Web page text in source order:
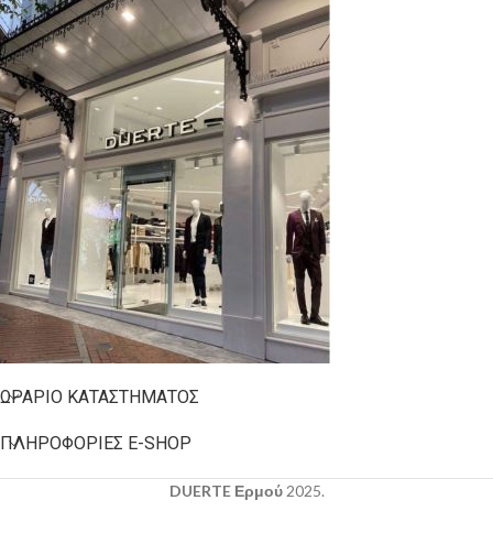
ΩΡΆΡΙΟ ΚΑΤΑΣΤΉΜΑΤΟΣ
ΠΛΗΡΟΦΟΡΊΕΣ E-SHOP
DUERTE Ερμού 2025.